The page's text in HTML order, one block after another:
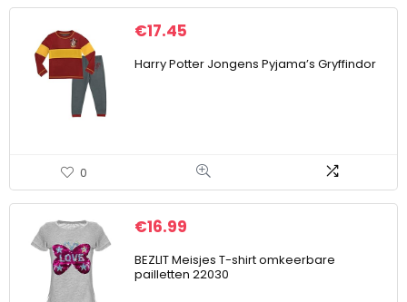
€17.45
Harry Potter Jongens Pyjama’s Gryffindor
0
€16.99
BEZLIT Meisjes T-shirt omkeerbare
pailletten 22030